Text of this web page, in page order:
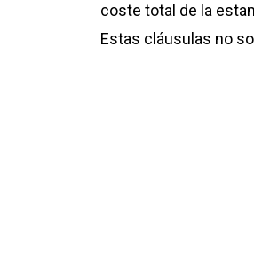
coste total de la
Estas cláusulas no